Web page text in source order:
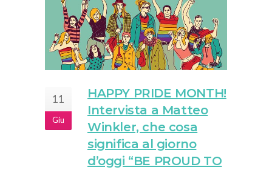
11
Giu
HAPPY PRIDE MONTH!
Intervista a Matteo
Winkler, che cosa
significa al giorno
d’oggi “BE PROUD TO